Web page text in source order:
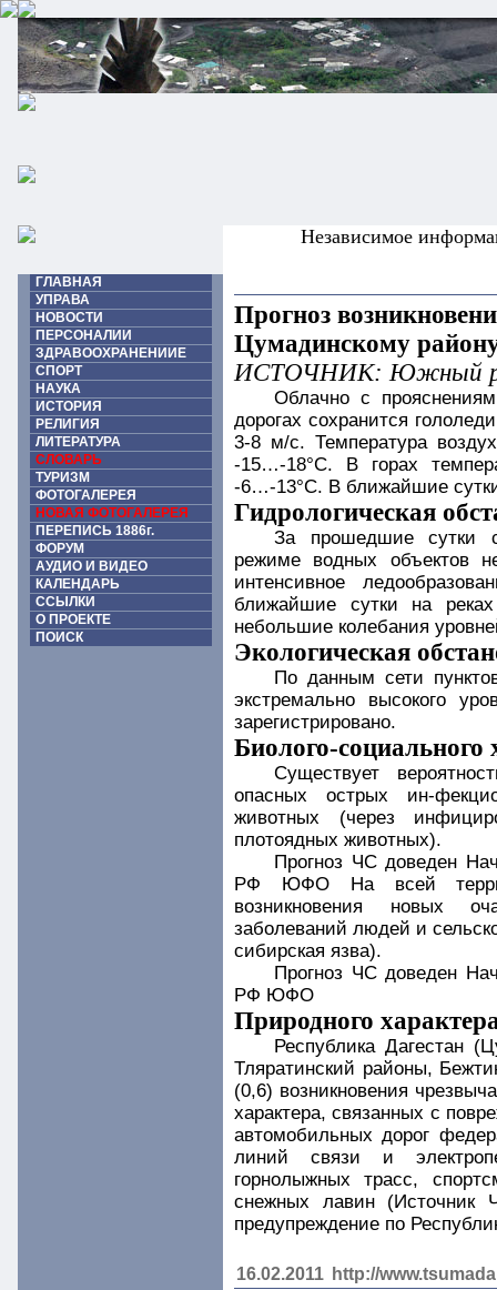
Независимое
ГЛАВНАЯ
УПРАВА
НОВОСТИ
ПЕРСОНАЛИИ
ЗДРАВООХРАНЕНИИЕ
СПОРТ
НАУКА
ИСТОРИЯ
РЕЛИГИЯ
ЛИТЕРАТУРА
СЛОВАРЬ
ТУРИЗМ
ФОТОГАЛЕРЕЯ
НОВАЯ ФОТОГАЛЕРЕЯ
ПЕРЕПИСЬ 1886г.
ФОРУМ
АУДИО И ВИДЕО
КАЛЕНДАРЬ
ССЫЛКИ
О ПРОЕКТЕ
ПОИСК
Прогноз
Цумадинскому
ИСТОЧНИК: Южный
Облачно с
дорогах сохранится
3-8 м/с. Температура
-15…-18°С. В горах
-6…-13°С. В ближайшие
Гидрологическая
За прошедшие сутки
режиме водных объектов
интенсивное
ближайшие сутки на
небольшие колебания
Экологическая
По данным сети
экстремально высокого
зарегистрировано.
Биолого-социального
Существует
опасных острых ин-
животных (через
плотоядных животных).
Прогноз ЧС доведен
РФ ЮФО На всей
возникновения новых
заболеваний людей и
сибирская язва).
Прогноз ЧС доведен
РФ ЮФО
Природного
Республика Дагестан
Тляратинский районы,
(0,6) возникновения
характера, связанных с
автомобильных дорог
линий связи и
горнолыжных трасс,
снежных лавин (Источник
предупреждение по
16.02.2011 http://